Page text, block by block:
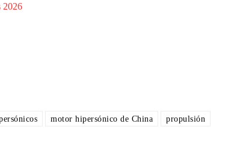
2026
motor hipersónico de China
propulsión